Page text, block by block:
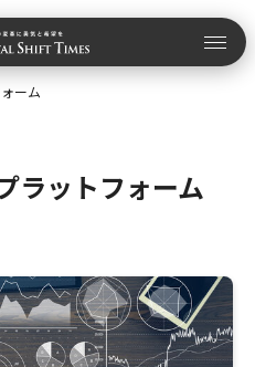
ーム
ラットフォーム